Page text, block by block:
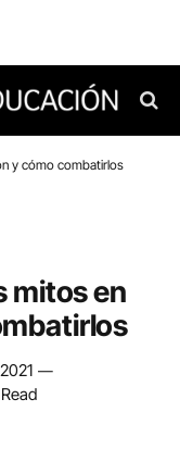
y cómo combatirlos
mitos en